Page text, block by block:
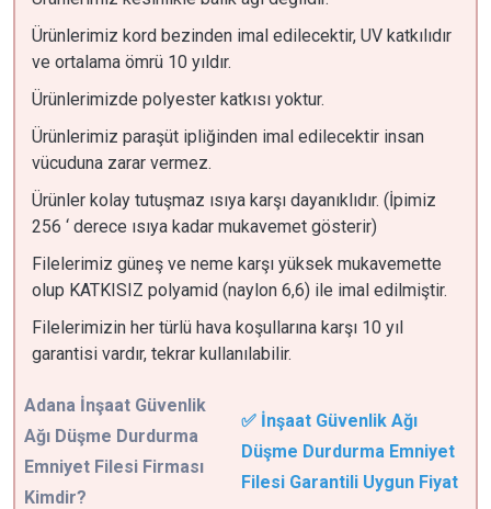
Ürünlerimiz kord bezinden imal edilecektir, UV katkılıdır
ve ortalama ömrü 10 yıldır.
Ürünlerimizde polyester katkısı yoktur.
Ürünlerimiz paraşüt ipliğinden imal edilecektir insan
vücuduna zarar vermez.
Ürünler kolay tutuşmaz ısıya karşı dayanıklıdır. (İpimiz
256 ‘ derece ısıya kadar mukavemet gösterir)
Filelerimiz güneş ve neme karşı yüksek mukavemette
olup KATKISIZ polyamid (naylon 6,6) ile imal edilmiştir.
Filelerimizin her türlü hava koşullarına karşı 10 yıl
garantisi vardır, tekrar kullanılabilir.
Adana İnşaat Güvenlik
Ağı Düşme Durdurma
Emniyet Filesi Firması
Kimdir?
✅ İnşaat Güvenlik Ağı
Düşme Durdurma Emniyet
Filesi Garantili Uygun Fiyat